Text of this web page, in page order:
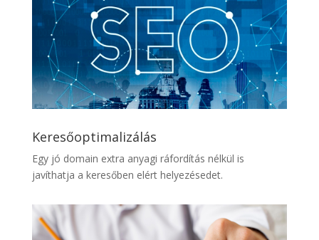
Keresőoptimalizálás
Egy jó domain extra anyagi ráfordítás nélkül is
javíthatja a keresőben elért helyezésedet.